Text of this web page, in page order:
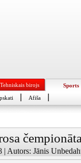
Tehniskais birojs
Sports
Afiša
Autors: Jānis